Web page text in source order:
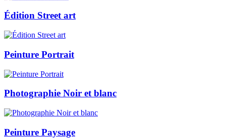
Édition Street art
Peinture Portrait
Photographie Noir et blanc
Peinture Paysage